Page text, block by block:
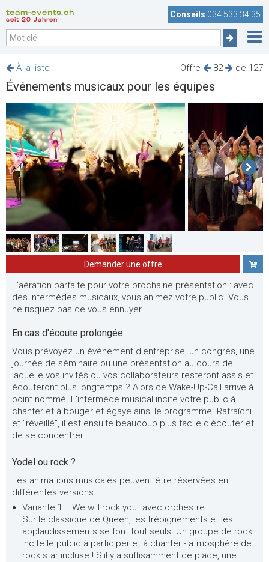
team-events.ch
seit 20 Jahren
Conseils 034 533 34 35
Offre 82 de 127
À la liste
Événements musicaux pour les équipes
Demander une offre
L'aération parfaite pour votre prochaine présentation : avec
des intermèdes musicaux, vous animez votre public. Vous
ne risquez pas de vous ennuyer !
En cas d'écoute prolongée
Vous prévoyez un événement d'entreprise, un congrès, une
journée de séminaire ou une présentation au cours de
laquelle vos invités ou vos collaborateurs resteront assis et
écouteront plus longtemps ? Alors ce Wake-Up-Call arrive à
point nommé. L'intermède musical incite votre public à
chanter et à bouger et égaye ainsi le programme. Rafraîchi
et "réveillé", il est ensuite beaucoup plus facile d'écouter et
de se concentrer.
Yodel ou rock ?
Les animations musicales peuvent être réservées en
différentes versions :
Variante 1 : "We will rock you" avec orchestre.
Sur le classique de Queen, les trépignements et les
applaudissements se font tout seuls. Un groupe de rock
incite le public à participer et à chanter - atmosphère de
rock star incluse ! S'il y a suffisamment de place, une